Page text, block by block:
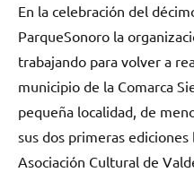
En la celebración del
ParqueSonoro la
trabajando para volver a
municipio de la Comarca
pequeña localidad, de
sus dos primeras
Asociación Cultural de